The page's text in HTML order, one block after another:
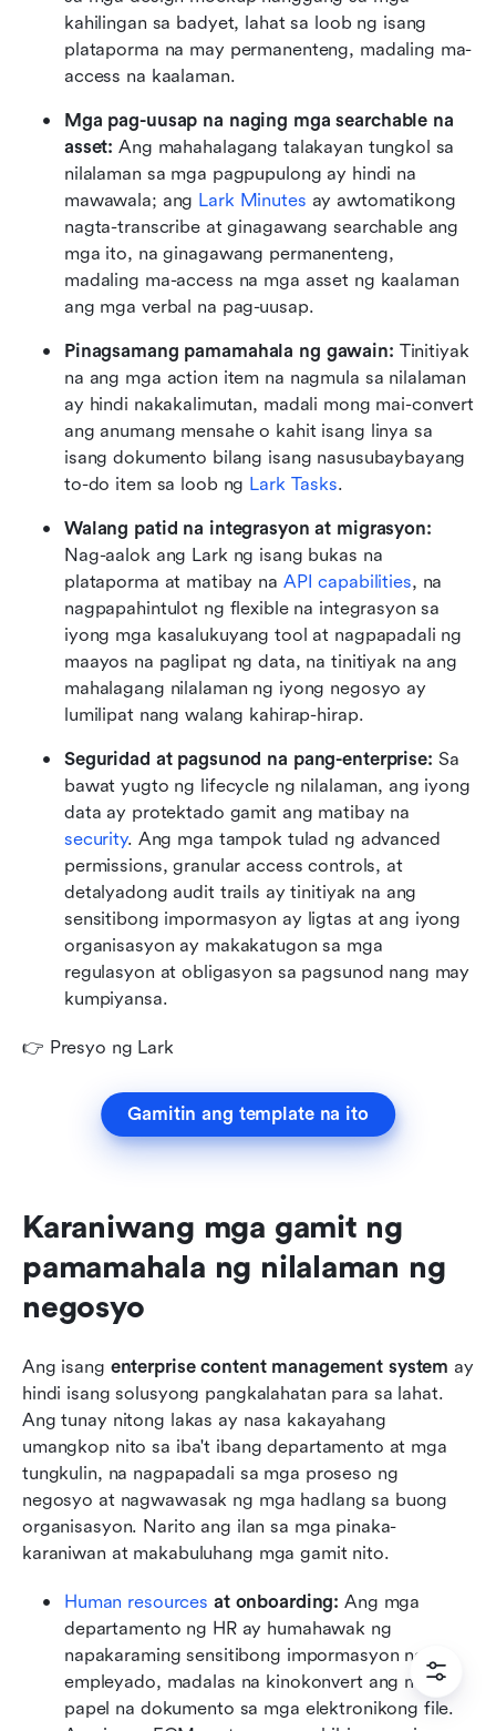
kahilingan sa badyet, lahat sa loob ng isang
plataporma na may permanenteng, madaling ma-
access na kaalaman.
Mga pag-uusap na naging mga searchable na
asset: Ang mahahalagang talakayan tungkol sa
nilalaman sa mga pagpupulong ay hindi na
mawawala; ang Lark Minutes ay awtomatikong
nagta-transcribe at ginagawang searchable ang
mga ito, na ginagawang permanenteng,
madaling ma-access na mga asset ng kaalaman
ang mga verbal na pag-uusap.
Pinagsamang pamamahala ng gawain: Tinitiyak
na ang mga action item na nagmula sa nilalaman
ay hindi nakakalimutan, madali mong mai-convert
ang anumang mensahe o kahit isang linya sa
isang dokumento bilang isang nasusubaybayang
to-do item sa loob ng Lark Tasks.
Walang patid na integrasyon at migrasyon:
Nag-aalok ang Lark ng isang bukas na
plataporma at matibay na API capabilities, na
nagpapahintulot ng flexible na integrasyon sa
iyong mga kasalukuyang tool at nagpapadali ng
maayos na paglipat ng data, na tinitiyak na ang
mahalagang nilalaman ng iyong negosyo ay
lumilipat nang walang kahirap-hirap.
Seguridad at pagsunod na pang-enterprise: Sa
bawat yugto ng lifecycle ng nilalaman, ang iyong
security. Ang mga tampok tulad ng advanced
permissions, granular access controls, at
detalyadong audit trails ay tinitiyak na ang
sensitibong impormasyon ay ligtas at ang iyong
organisasyon ay makakatugon sa mga
regulasyon at obligasyon sa pagsunod nang may
kumpiyansa.
👉 Presyo ng Lark
Gamitin ang template na ito
Karaniwang mga gamit ng
pamamahala ng nilalaman ng
negosyo
Ang isang enterprise content management system ay
hindi isang solusyong pangkalahatan para sa lahat.
Ang tunay nitong lakas ay nasa kakayahang
umangkop nito sa iba't ibang departamento at mga
tungkulin, na nagpapadali sa mga proseso ng
negosyo at nagwawasak ng mga hadlang sa buong
organisasyon. Narito ang ilan sa mga pinaka-
karaniwan at makabuluhang mga gamit nito.
Human resources at onboarding: Ang mga
departamento ng HR ay humahawak ng
napakaraming sensitibong impormasyon ng
empleyado, madalas na kinokonvert ang mga
papel na dokumento sa mga elektronikong file.